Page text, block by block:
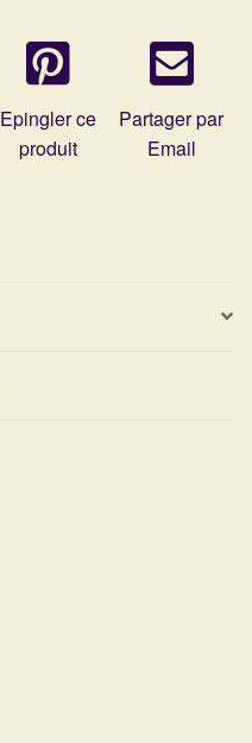
Epingler ce
produit
Partager par
Email